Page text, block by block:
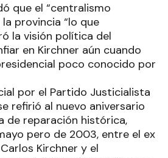
que el “centralismo
provincia “lo que
la visión política del
en Kirchner aún cuando
poco conocido por
por el Partido Justicialista
refirió al nuevo aniversario
de reparación histórica,
pero de 2003, entre el ex
Kirchner y el